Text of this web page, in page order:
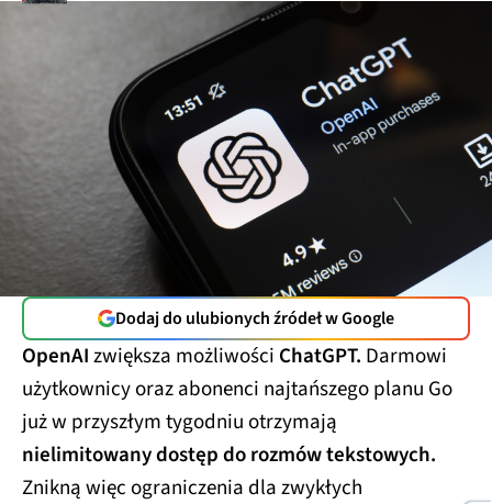
Dodaj do ulubionych źródeł w Google
OpenAIzwiększa możliwości ChatGPT. Darmowi
użytkownicy oraz abonenci najtańszego planu Go
już w przyszłym tygodniu otrzymają
nielimitowany dostęp do rozmów tekstowych.
Znikną więc ograniczenia dla zwykłych